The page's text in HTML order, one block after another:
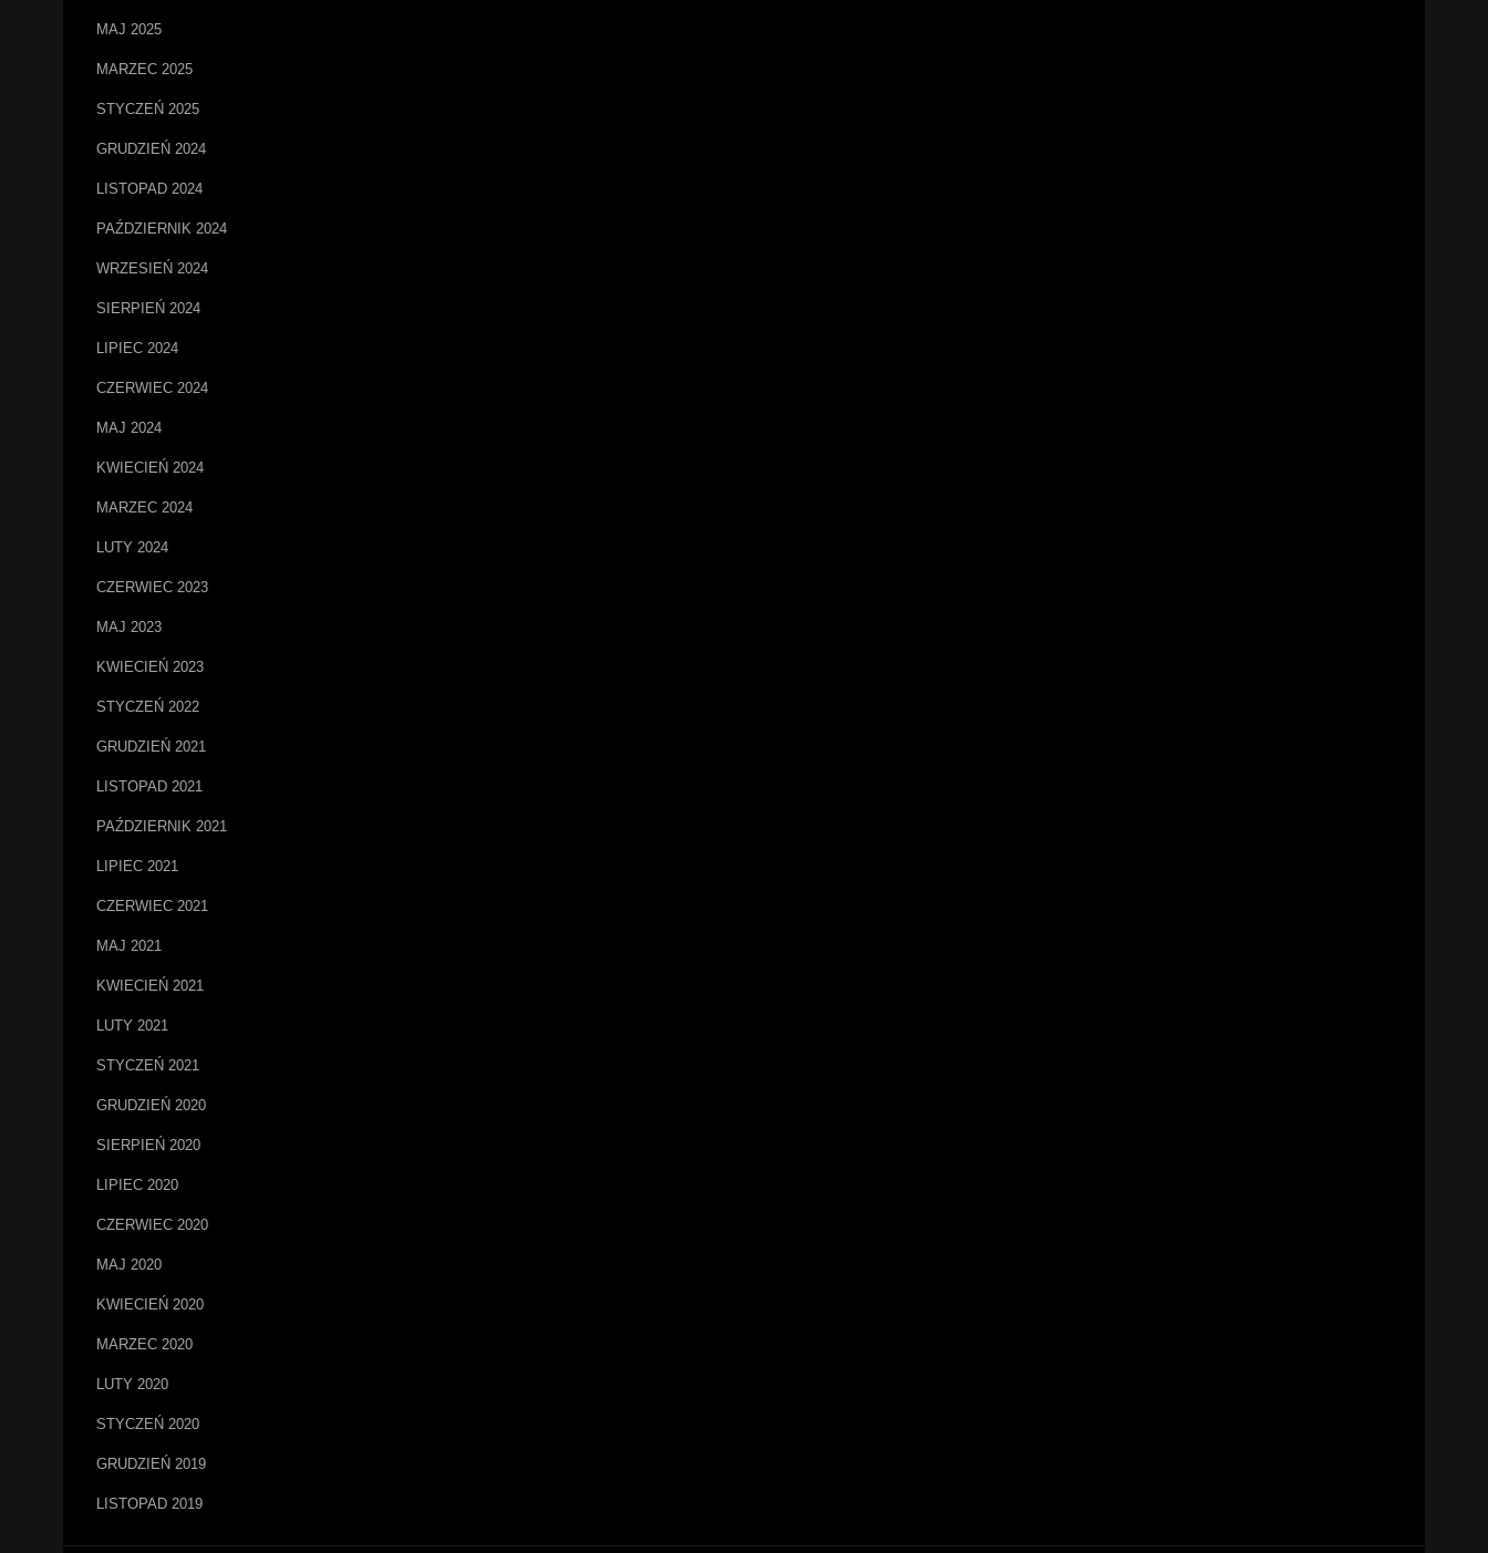
MAJ 2025
MARZEC 2025
STYCZEŃ 2025
GRUDZIEŃ 2024
LISTOPAD 2024
PAŹDZIERNIK 2024
WRZESIEŃ 2024
SIERPIEŃ 2024
LIPIEC 2024
CZERWIEC 2024
MAJ 2024
KWIECIEŃ 2024
MARZEC 2024
LUTY 2024
CZERWIEC 2023
MAJ 2023
KWIECIEŃ 2023
STYCZEŃ 2022
GRUDZIEŃ 2021
LISTOPAD 2021
PAŹDZIERNIK 2021
LIPIEC 2021
CZERWIEC 2021
MAJ 2021
KWIECIEŃ 2021
LUTY 2021
STYCZEŃ 2021
GRUDZIEŃ 2020
SIERPIEŃ 2020
LIPIEC 2020
CZERWIEC 2020
MAJ 2020
KWIECIEŃ 2020
MARZEC 2020
LUTY 2020
STYCZEŃ 2020
GRUDZIEŃ 2019
LISTOPAD 2019